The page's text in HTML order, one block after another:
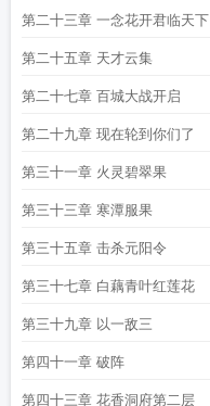
第二十三章 一念花开君临天下
第二十五章 天才云集
第二十七章 百城大战开启
第二十九章 现在轮到你们了
第三十一章 火灵碧翠果
第三十三章 寒潭服果
第三十五章 击杀元阳令
第三十七章 白藕青叶红莲花
第三十九章 以一敌三
第四十一章 破阵
第四十三章 花香洞府第二层